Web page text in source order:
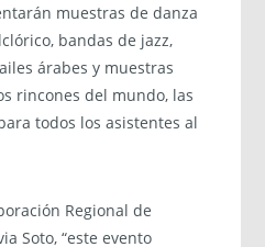
muestras de danza
bandas de jazz,
árabes y muestras
rincones del mundo, las
todos los asistentes al
Regional de
Soto, “este evento